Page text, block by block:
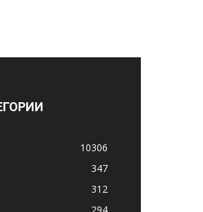
10306
347
312